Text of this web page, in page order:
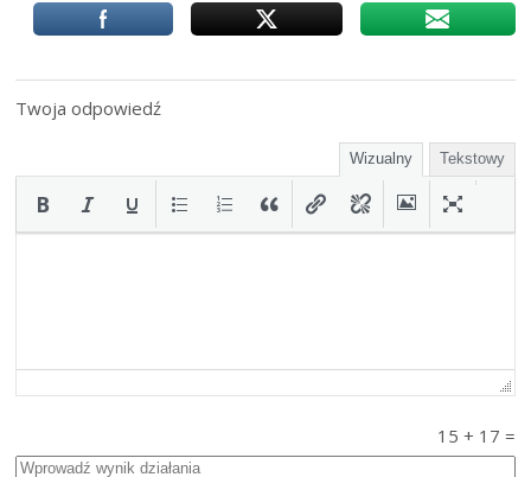
Twoja odpowiedź
Wizualny Tekstowy
15 + 17 =